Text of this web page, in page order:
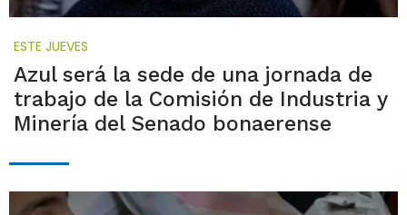
ESTE JUEVES
Azul será la sede de una jornada de
trabajo de la Comisión de Industria y
Minería del Senado bonaerense